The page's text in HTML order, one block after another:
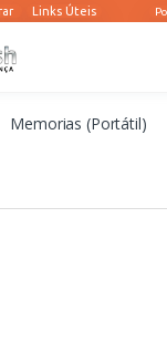
Memorias (Portátil)